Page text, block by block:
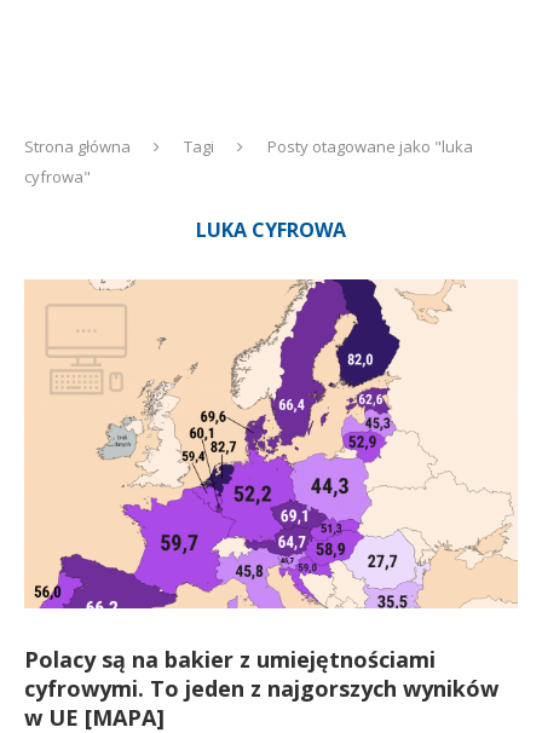
Strona główna Tagi
Posty otagowane jako "luka
cyfrowa"
LUKA CYFROWA
Polacy są na bakier z umiejętnościami
cyfrowymi. To jeden z najgorszych wyników
w UE [MAPA]